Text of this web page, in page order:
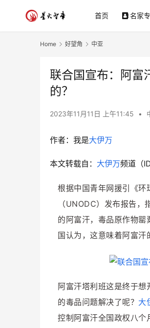
首页 名家
Home 好望角 中亚
联合国宣布：阿富
的？
2023年11月11日 上午11:45 •
作者： 我是大伊万
本文转载自： 大伊万频道（
根据中国青年网援引《环
（UNODC）发布报告
的阿富汗，毒品原作物
国认为，这意味着阿富汗
阿富汗塔利班这是终于
的毒品问题解决了呢？ 大
控制阿富汗全国政权八个